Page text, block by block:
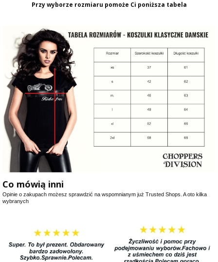
Przy wyborze rozmiaru pomoże Ci poniższa tabela
Co mówią inni
Opinie o zakupach możesz sprawdzić na wspomnianym już Trusted Shops. A oto kilka
wybranych